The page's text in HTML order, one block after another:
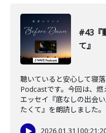
#43『
て』
聴いていると安心して寝
Podcastです。今回は、
エッセイ『底なしの出会
たくて』を朗読しました
2026.01.31 |